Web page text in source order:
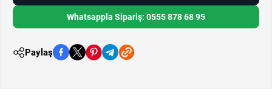
Whatsappla Sipariş: 0555 878 68 95
Paylaş